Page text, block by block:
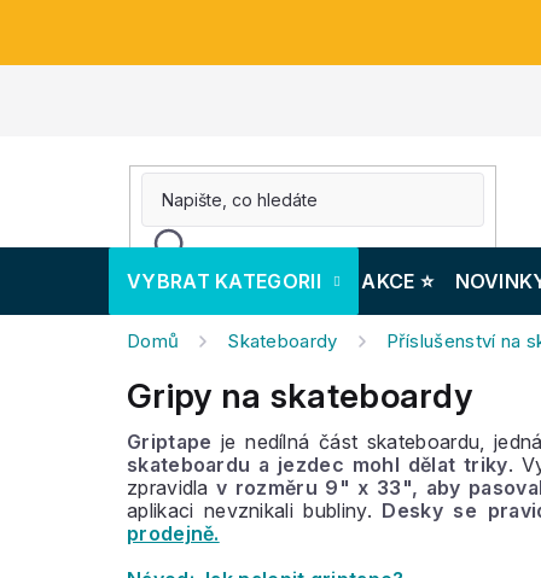
VYBRAT KATEGORII AKCE ⭐️
Domů Skateboardy Příslušenství na
Gripy na skateboardy
Griptape je nedílná část skateboardu,
skateboardu a jezdec mohl dělat triky.
zpravidla v rozměru 9" x 33", aby
aplikaci nevznikali bubliny. Desky se
prodejně.